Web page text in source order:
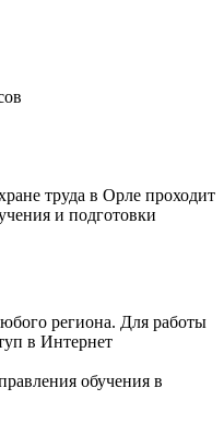
труда в Орле проходит
и подготовки
региона. Для работы
в Интернет
обучения в